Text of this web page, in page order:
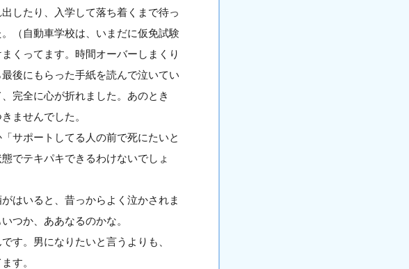
したり、入学して落ち着くまで待っ
（自動車学校は、いまだに仮免試験
くってます。時間オーバーしまくり
後にもらった手紙を読んで泣いてい
完全に心が折れました。あのとき
ませんでした。
サポートしてる人の前で死にたいと
でテキパキできるわけないでしょ
はいると、昔っからよく泣かされま
つか、ああなるのかな。
す。男になりたいと言うよりも、
す。